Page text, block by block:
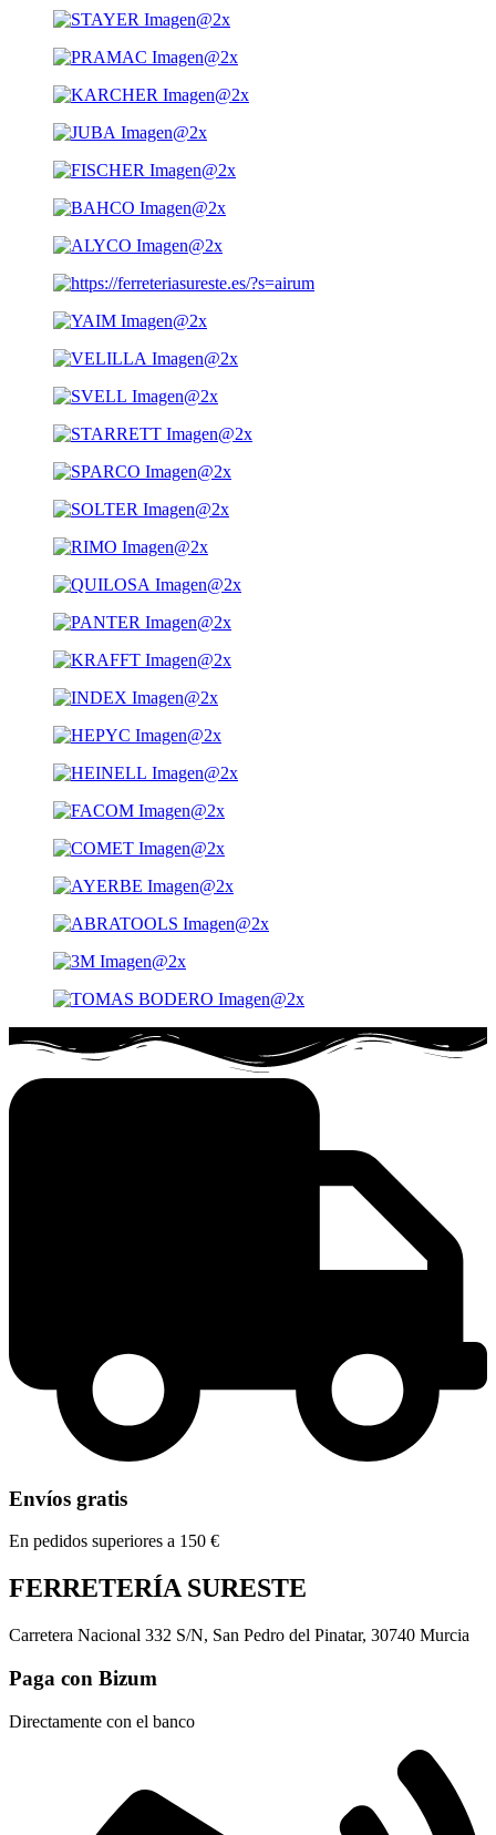
Envíos gratis
En pedidos superiores a 150 €
FERRETERÍA SURESTE
Carretera Nacional 332 S/N, San Pedro del Pinatar, 30740 Murcia
Paga con Bizum
Directamente con el banco